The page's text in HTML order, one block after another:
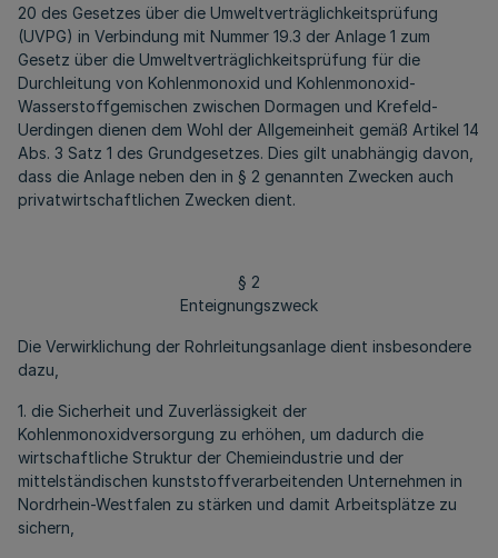
20 des Gesetzes über die Umweltverträglichkeitsprüfung
(UVPG) in Verbindung mit Nummer 19.3 der Anlage 1 zum
Gesetz über die Umweltverträglichkeitsprüfung für die
Durchleitung von Kohlenmonoxid und Kohlenmonoxid-
Wasserstoffgemischen zwischen Dormagen und Krefeld-
Uerdingen dienen dem Wohl der Allgemeinheit gemäß Artikel 14
Abs. 3 Satz 1 des Grundgesetzes. Dies gilt unabhängig davon,
dass die Anlage neben den in § 2 genannten Zwecken auch
privatwirtschaftlichen Zwecken dient.
§ 2
Enteignungszweck
Die Verwirklichung der Rohrleitungsanlage dient insbesondere
dazu,
1. die Sicherheit und Zuverlässigkeit der
Kohlenmonoxidversorgung zu erhöhen, um dadurch die
wirtschaftliche Struktur der Chemieindustrie und der
mittelständischen kunststoffverarbeitenden Unternehmen in
Nordrhein-Westfalen zu stärken und damit Arbeitsplätze zu
sichern,